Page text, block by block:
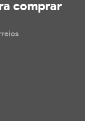
comprar